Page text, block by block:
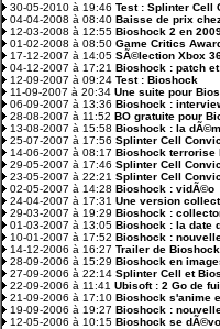
30-05-2010 à 19:46 Test : Splinter Cell
04-04-2008 à 08:40 Baisse de prix
12-03-2008 à 12:55 Bioshock 2 en
01-02-2008 à 08:50 Game Critics
17-12-2007 à 14:05 SÃ©lection Xbox
04-12-2007 à 17:21 Bioshock : patch
12-09-2007 à 09:24 Test : Bioshock
11-09-2007 à 20:34 Une suite pour
06-09-2007 à 13:36 Bioshock :
28-08-2007 à 11:52 BO gratuite pour
13-08-2007 à 15:58 Bioshock : la
25-07-2007 à 17:56 Splinter Cell
14-06-2007 à 08:17 Bioshock terrorise
29-05-2007 à 17:46 Splinter Cell
23-05-2007 à 22:21 Splinter Cell
02-05-2007 à 14:28 Bioshock : vidÃ©o
24-04-2007 à 17:31 Une version
29-03-2007 à 19:29 Bioshock :
01-03-2007 à 13:05 Bioshock : la date
10-01-2007 à 17:52 Bioshock :
14-12-2006 à 16:27 Trailer de Bioshock
28-09-2006 à 15:29 Bioshock en
27-09-2006 à 22:14 Splinter Cell et
22-09-2006 à 11:41 Ubisoft : 2 Go de
21-09-2006 à 17:10 Bioshock s'anime
19-09-2006 à 19:27 Bioshock :
12-05-2006 à 10:15 Bioshock se